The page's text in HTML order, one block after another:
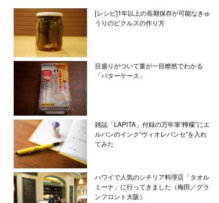
[レシピ]1年以上の長期保存が可能なきゅ
うりのピクルスの作り方
目盛りがついて量が一目瞭然でわかる
「バターケース」
雑誌「LAPITA」付録の万年筆“檸檬”にエ
ルバンのインク“ヴィオレパンセ”を入れ
てみた
ハワイで人気のシチリア料理店「タオル
ミーナ」に行ってきました（梅田／グラ
ンフロント大阪）